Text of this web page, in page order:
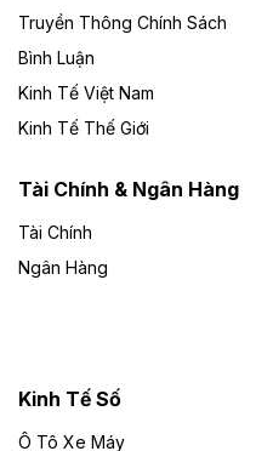
Thành, thời hạn đến 2065.
Theo baodautu.vn
Đề xuất hỗ trợ
Thái Nguyên - Lạng
Tuyến cao tốc Thái
sẽ trở thành trục giao
Thái Nguyên và các tỉnh
với hệ thống cửa khẩu
Đề xuất đầu tư
Truyền Thông Chính Sách
Bình Luận
Kinh Tế Việt Nam
Kinh Tế Thế Giới
Tài Chính & Ngân Hàng
Tài Chính
Ngân Hàng
Kinh Tế Số
Ô Tô Xe Máy